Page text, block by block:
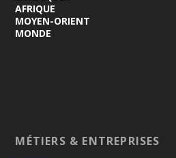
AFRIQUE
MOYEN-ORIENT
MONDE
MÉTIERS & ENTREPRISES